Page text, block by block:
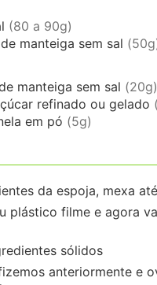
(80 a 90g)
de manteiga sem sal
manteiga sem sal (20g)
refinado ou gelado
em pó (5g)
da espoja, mexa
plástico filme e agora
sólidos
anteriormente e